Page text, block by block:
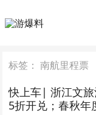
标签：南航里程票
快上车| 浙江文
5折开兑；春秋年